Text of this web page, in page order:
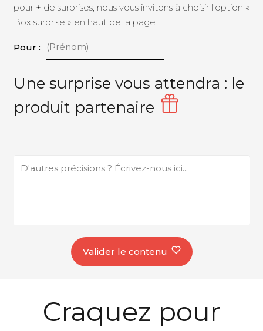
pour + de surprises, nous vous invitons à choisir l’option «
Box surprise » en haut de la page.
Pour :
Une surprise vous attendra : le
produit partenaire
Valider le contenu
Craquez pour